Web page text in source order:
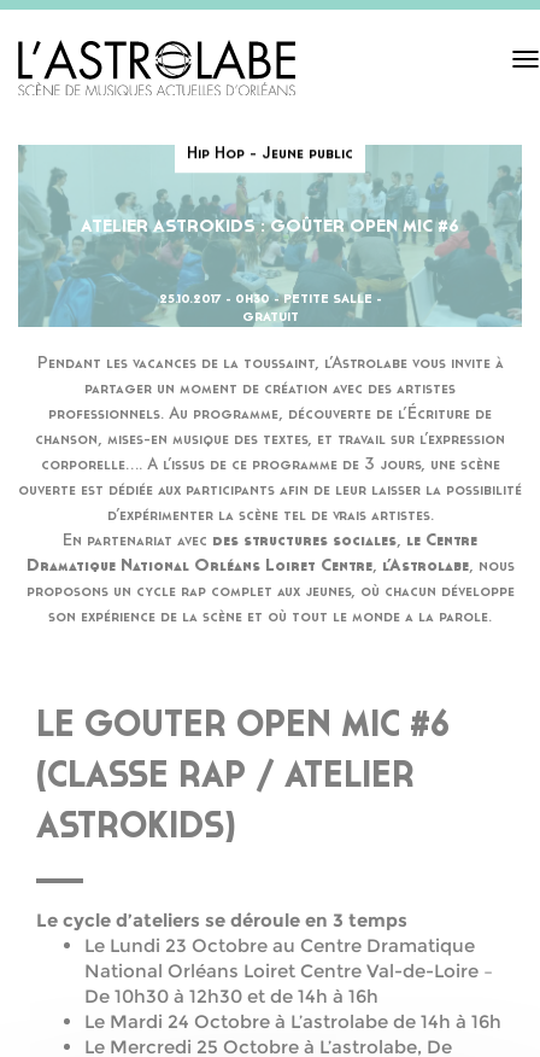
Hip Hop - Jeune public
ATELIER ASTROKIDS : GOÛTER OPEN MIC #6
25.10.2017 - 0H30 - PETITE SALLE -
GRATUIT
Pendant les vacances de la toussaint, l’Astrolabe vous invite à
partager un moment de création avec des artistes
professionnels. Au programme, découverte de l’Écriture de
chanson, mises-en musique des textes, et travail sur l’expression
corporelle…. A l’issus de ce programme de 3 jours, une scène
ouverte est dédiée aux participants afin de leur laisser la possibilité
d’expérimenter la scène tel de vrais artistes.
En partenariat avec des structures sociales, le Centre
Dramatique National Orléans Loiret Centre, l’Astrolabe, nous
proposons un cycle rap complet aux jeunes, où chacun développe
son expérience de la scène et où tout le monde a la parole.
LE GOUTER OPEN MIC #6
(CLASSE RAP / ATELIER
ASTROKIDS)
Le cycle d’ateliers se déroule en 3 temps
Le Lundi 23 Octobre au Centre Dramatique
National Orléans Loiret Centre Val-de-Loire –
De 10h30 à 12h30 et de 14h à 16h
Le Mardi 24 Octobre à L’astrolabe de 14h à 16h
Le Mercredi 25 Octobre à L’astrolabe, De